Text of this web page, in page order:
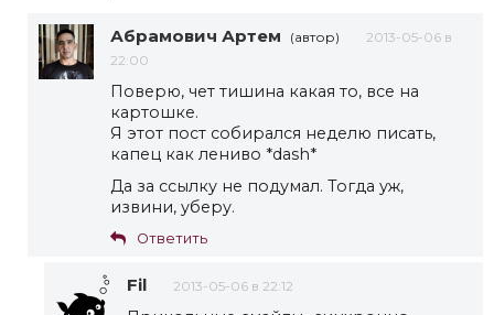
Абрамович Артем (автор)
2013-05-06 в
22:00
Поверю, чет тишина какая то, все на
картошке.
Я этот пост собирался неделю писать,
капец как лениво *dash*
Да за ссылку не подумал. Тогда уж,
извини, уберу.
Ответить
Fil 2013-05-06 в 22:12